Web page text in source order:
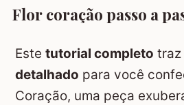
Flor coração passo a
Este tutorial completo traz
detalhado para você
Coração, uma peça